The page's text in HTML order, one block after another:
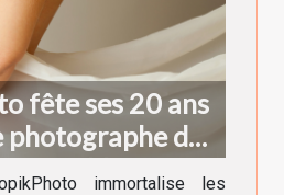
fête ses 20 ans
photographe de
Grenoble !immortalise les